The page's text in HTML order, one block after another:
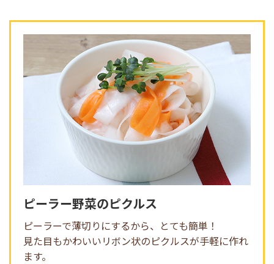
ピーラー野菜のピクルス
ピーラーで薄切りにするから、とても簡単！
見た目もかわいいリボン状のピクルスが手軽に作れ
ます。